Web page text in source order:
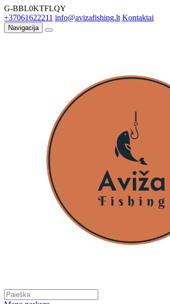
G-BBL0KTFLQY
+37061622211 info@avizafishing.lt Kontaktai
Navigacija